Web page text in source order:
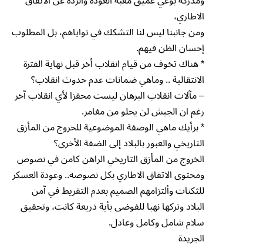
الاطاري،
ومن جانبنا ليس لنا التشكك في نواياهم، بل المطلوب
إحسان الظن فيهم.
* هناك تخوف من قيام انقلاب أخر قبل نهاية الفترة
الانتقالية .. وماهي ضمانات عدم حدوث انقلاب؟
– مآلات انقلاب البرهان ليست محفزا لأي انقلاب آخر
رغم ان الجيش لن يخلو من مغامر.
* برأيك ماهي الوصفة الموضوعية للخروج من المأزق
التاريخي والعبور بالبلاد إلى الضفة الأخرى؟
الخروج من المأزق التاريخي الراهن كامن في نصوص
ومحتوى الاتفاق الاطاري بكل نصوصه.. وعودة العسكر
للثكنات وألتزامهم الصميم بعدم التفريط في آمن
البلاد وتركها نهبا للفوضى بأية ذريعة كانت، وتحقيق
سلام شامل وكامل وعادل.
الجريدة